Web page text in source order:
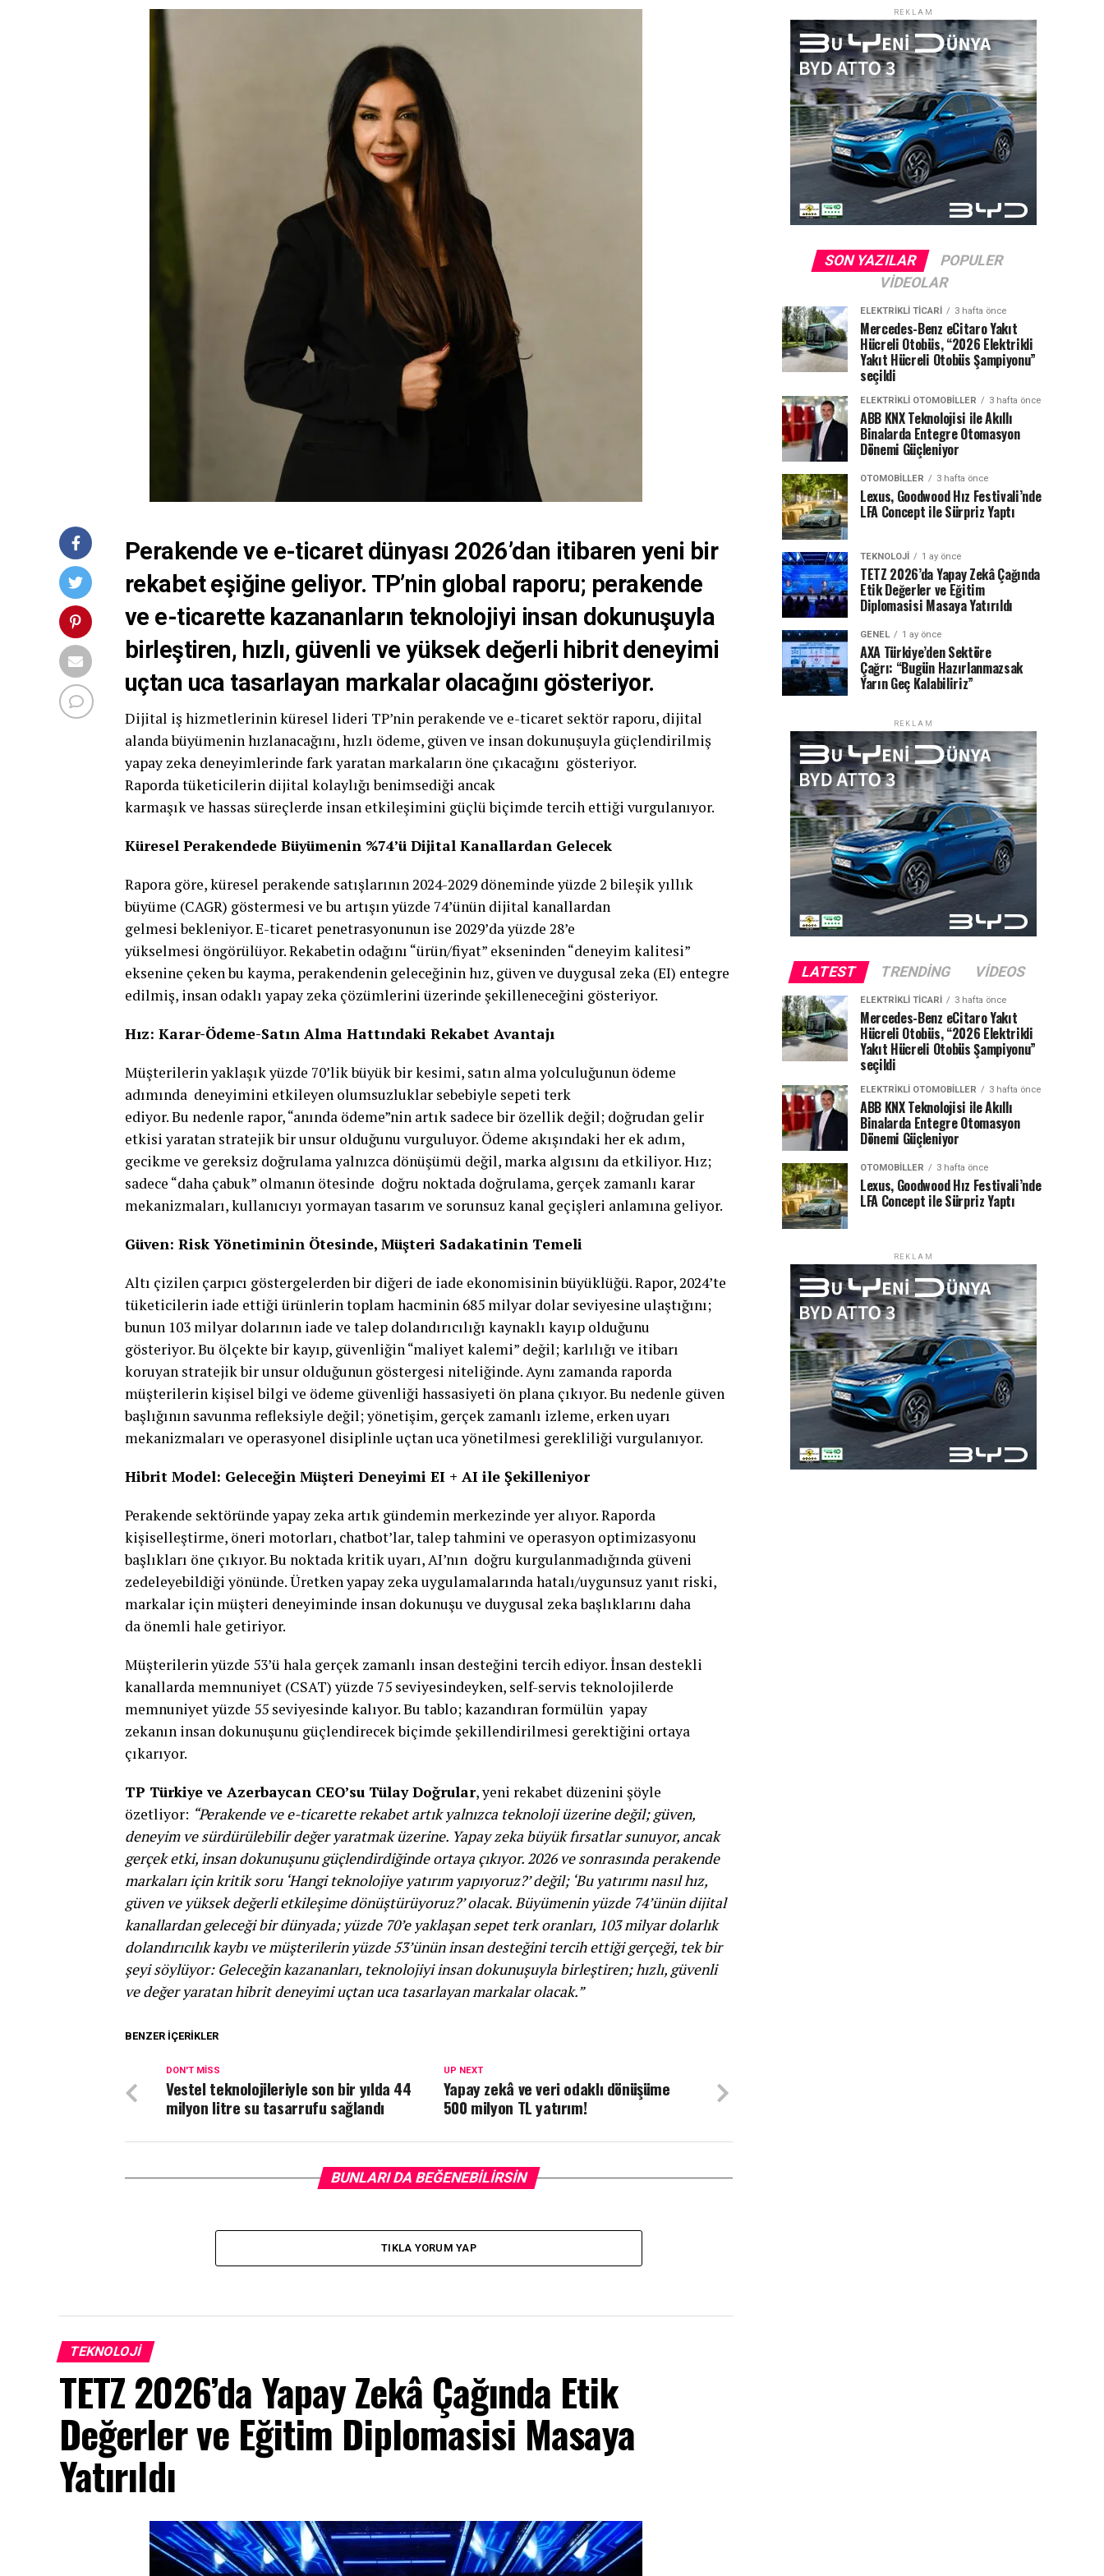
Perakende ve e-ticaret dünyası 2026’dan itibaren yeni bir
rekabet eşiğine geliyor. TP’nin global raporu; perakende
ve e-ticarette kazananların teknolojiyi insan dokunuşuyla
birleştiren, hızlı, güvenli ve yüksek değerli hibrit deneyimi
uçtan uca tasarlayan markalar olacağını gösteriyor.
Dijital iş hizmetlerinin küresel lideri TP’nin perakende ve e-ticaret sektör raporu, dijital
alanda büyümenin hızlanacağını, hızlı ödeme, güven ve insan dokunuşuyla güçlendirilmiş
yapay zeka deneyimlerinde fark yaratan markaların öne çıkacağını gösteriyor.
Raporda tüketicilerin dijital kolaylığı benimsediği ancak
karmaşık ve hassas süreçlerde insan etkileşimini güçlü biçimde tercih ettiği vurgulanıyor.
Küresel Perakendede Büyümenin %74’ü Dijital Kanallardan Gelecek
Rapora göre, küresel perakende satışlarının2024-2029 döneminde yüzde 2 bileşik yıllık
büyüme (CAGR) göstermesi ve bu artışın yüzde 74’ünün dijital kanallardan
gelmesi bekleniyor. E-ticaret penetrasyonunun ise 2029’da yüzde 28’e
yükselmesi öngörülüyor. Rekabetin odağını “ürün/fiyat” ekseninden “deneyim kalitesi”
eksenine çeken bu kayma, perakendenin geleceğinin hız, güven ve duygusal zeka (EI) entegre
edilmiş, insan odaklı yapay zeka çözümlerini üzerinde şekilleneceğini gösteriyor.
Hız: Karar-Ödeme-Satın Alma Hattındaki Rekabet Avantajı
Müşterilerin yaklaşık yüzde 70’lik büyük bir kesimi, satın alma yolculuğunun ödeme
adımında deneyimini etkileyen olumsuzluklar sebebiyle sepeti terk
ediyor. Bu nedenle rapor, “anında ödeme”nin artık sadece bir özellik değil; doğrudan gelir
etkisi yaratan stratejik bir unsur olduğunu vurguluyor. Ödeme akışındaki her ek adım,
gecikme ve gereksiz doğrulama yalnızca dönüşümü değil, marka algısını da etkiliyor. Hız;
sadece “daha çabuk” olmanın ötesinde doğru noktada doğrulama, gerçek zamanlı karar
mekanizmaları, kullanıcıyı yormayan tasarım ve sorunsuz kanal geçişleri anlamına geliyor.
Güven: Risk Yönetiminin Ötesinde, Müşteri Sadakatinin Temeli
Altı çizilen çarpıcı göstergelerden bir diğeri de iade ekonomisinin büyüklüğü. Rapor, 2024’te
tüketicilerin iade ettiği ürünlerin toplam hacminin 685 milyar dolar seviyesine ulaştığını;
bunun 103 milyar dolarının iade ve talep dolandırıcılığı kaynaklı kayıp olduğunu
gösteriyor. Bu ölçekte bir kayıp, güvenliğin “maliyet kalemi” değil; karlılığı ve itibarı
koruyan stratejik bir unsur olduğunun göstergesi niteliğinde. Aynı zamanda raporda
müşterilerin kişisel bilgi ve ödeme güvenliği hassasiyeti ön plana çıkıyor. Bu nedenle güven
başlığının savunma refleksiyle değil; yönetişim, gerçek zamanlı izleme, erken uyarı
mekanizmaları ve operasyonel disiplinle uçtan uca yönetilmesi gerekliliği vurgulanıyor.
Hibrit Model: Geleceğin Müşteri Deneyimi EI + AI ile Şekilleniyor
Perakende sektöründe yapay zeka artık gündemin merkezinde yer alıyor. Raporda
kişiselleştirme, öneri motorları, chatbot’lar, talep tahmini ve operasyon optimizasyonu
başlıkları öne çıkıyor. Bu noktada kritik uyarı, AI’nın doğru kurgulanmadığında güveni
zedeleyebildiği yönünde. Üretken yapay zeka uygulamalarında hatalı/uygunsuz yanıt riski,
markalar için müşteri deneyiminde insan dokunuşu ve duygusal zeka başlıklarını daha
da önemli hale getiriyor.
Müşterilerin yüzde 53’ü hala gerçek zamanlı insan desteğini tercih ediyor. İnsan destekli
kanallarda memnuniyet (CSAT) yüzde 75 seviyesindeyken, self-servis teknolojilerde
memnuniyet yüzde 55 seviyesinde kalıyor. Bu tablo; kazandıran formülün yapay
zekanın insan dokunuşunu güçlendirecek biçimde şekillendirilmesi gerektiğini ortaya
çıkarıyor.
TP Türkiye ve Azerbaycan CEO’su Tülay Doğrular, yeni rekabet düzenini şöyle
özetliyor: “Perakende ve e-ticarette rekabet artık yalnızca teknoloji üzerine değil; güven,
deneyim ve sürdürülebilir değer yaratmak üzerine. Yapay zeka büyük fırsatlar sunuyor, ancak
gerçek etki, insan dokunuşunu güçlendirdiğinde ortaya çıkıyor. 2026 ve sonrasında perakende
markaları için kritik soru ‘Hangi teknolojiye yatırım yapıyoruz?’ değil; ‘Bu yatırımı nasıl hız,
güven ve yüksek değerli etkileşime dönüştürüyoruz?’ olacak. Büyümenin yüzde 74’ünün dijital
kanallardan geleceği bir dünyada; yüzde 70’e yaklaşan sepet terk oranları, 103 milyar dolarlık
dolandırıcılık kaybı ve müşterilerin yüzde 53’ünün insan desteğini tercih ettiği gerçeği, tek bir
şeyi söylüyor: Geleceğin kazananları, teknolojiyi insan dokunuşuyla birleştiren; hızlı, güvenli
ve değer yaratan hibrit deneyimi uçtan uca tasarlayan markalar olacak.”
BENZER İÇERIKLER
UP NEXT
Yapay zekâ ve veri odaklı dönüşüme
500 milyon TL yatırım!
DON'T MISS
Vestel teknolojileriyle son bir yılda 44
milyon litre su tasarrufu sağlandı
BUNLARI DA BEĞENEBILIRSIN
TIKLA YORUM YAP
TEKNOLOJI
TETZ 2026’da Yapay Zekâ Çağında Etik
Değerler ve Eğitim Diplomasisi Masaya
Yatırıldı
REKLAM
SON YAZILAR
POPULER
VIDEOLAR
ELEKTRIKLI TICARI 3 hafta önce
Mercedes-Benz eCitaro Yakıt
Hücreli Otobüs, “2026 Elektrikli
Yakıt Hücreli Otobüs Şampiyonu”
seçildi
ELEKTRIKLI OTOMOBILLER 3 hafta önce
ABB KNX Teknolojisi ile Akıllı
Binalarda Entegre Otomasyon
Dönemi Güçleniyor
OTOMOBILLER 3 hafta önce
Lexus, Goodwood Hız Festivali’nde
LFA Concept ile Sürpriz Yaptı
TEKNOLOJI 1 ay önce
TETZ 2026’da Yapay Zekâ Çağında
Etik Değerler ve Eğitim
Diplomasisi Masaya Yatırıldı
GENEL 1 ay önce
AXA Türkiye’den Sektöre
Çağrı: “Bugün Hazırlanmazsak
Yarın Geç Kalabiliriz”
REKLAM
LATEST TRENDING VIDEOS
ELEKTRIKLI TICARI 3 hafta önce
Mercedes-Benz eCitaro Yakıt
Hücreli Otobüs, “2026 Elektrikli
Yakıt Hücreli Otobüs Şampiyonu”
seçildi
ELEKTRIKLI OTOMOBILLER 3 hafta önce
ABB KNX Teknolojisi ile Akıllı
Binalarda Entegre Otomasyon
Dönemi Güçleniyor
OTOMOBILLER 3 hafta önce
Lexus, Goodwood Hız Festivali’nde
LFA Concept ile Sürpriz Yaptı
REKLAM